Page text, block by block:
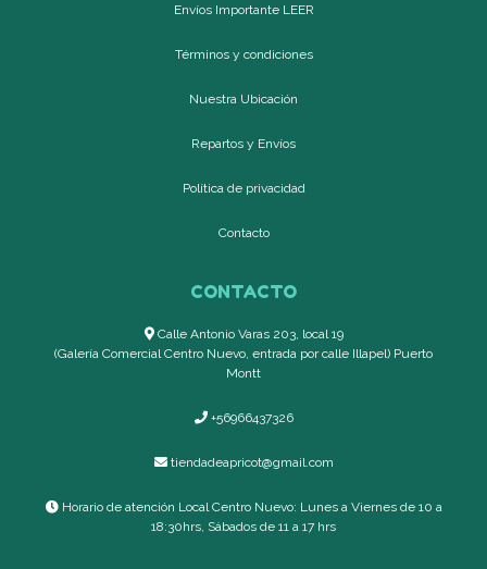
Envíos Importante LEER
Términos y condiciones
Nuestra Ubicación
Repartos y Envíos
Política de privacidad
Contacto
CONTACTO
Calle Antonio Varas 203, local 19
(Galería Comercial Centro Nuevo, entrada por calle Illapel) Puerto
Montt
+56966437326
tiendadeapricot@gmail.com
Horario de atención Local Centro Nuevo: Lunes a Viernes de 10 a
18:30hrs, Sábados de 11 a 17 hrs